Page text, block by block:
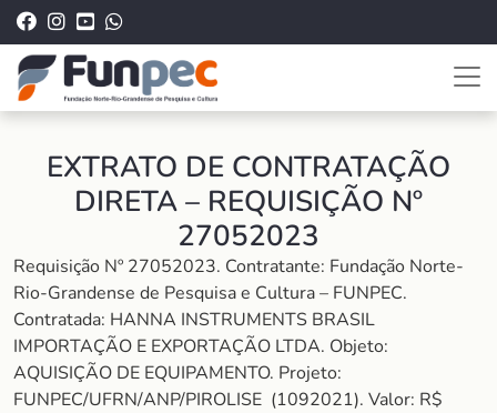
EXTRATO DE CONTRATAÇÃO
DIRETA – REQUISIÇÃO Nº
27052023
Requisição Nº 27052023. Contratante: Fundação Norte-
Rio-Grandense de Pesquisa e Cultura – FUNPEC.
Contratada: HANNA INSTRUMENTS BRASIL
IMPORTAÇÃO E EXPORTAÇÃO LTDA. Objeto:
AQUISIÇÃO DE EQUIPAMENTO. Projeto:
FUNPEC/UFRN/ANP/PIROLISE (1092021). Valor: R$